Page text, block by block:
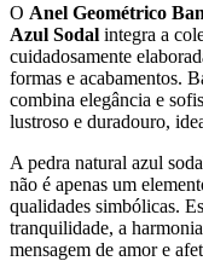
O Anel Geométrico
Azul Sodal integra a
cuidadosamente
formas e acabamentos.
combina elegância e
lustroso e duradouro,
A pedra natural azul
não é apenas um
qualidades simbólicas.
tranquilidade, a
mensagem de amor e